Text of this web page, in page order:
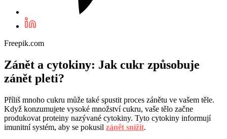
Freepik.com
Zánět a cytokiny: Jak cukr způsobuje
zánět pleti?
Příliš mnoho cukru může také spustit proces zánětu ve vašem těle.
Když konzumujete vysoké množství cukru, vaše tělo začne
produkovat proteiny nazývané cytokiny. Tyto cytokiny informují
imunitní systém, aby se pokusil zánět snížit.